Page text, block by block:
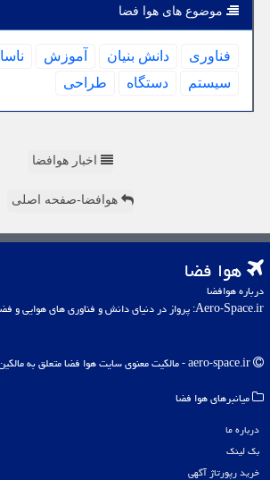
موضوع های هوا فضا
فناوری دانش بنیان آموزش ناسا
سیستم
دستگاه طراحی
اخبار هوافضا
هوافضا-صفحه اصلی
هوا فضا
درباره هوافضا
Aero-Space.ir: پرواز در دنیای دانش و فناوری های هوایی و فضایی، از زمین تا کهکشان
میانبرهای هوا فضا
درباره ما
بک لینک
خرید رپورتاژ آگهی